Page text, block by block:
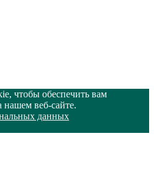
чтобы обеспечить вам
веб-сайте.
данных